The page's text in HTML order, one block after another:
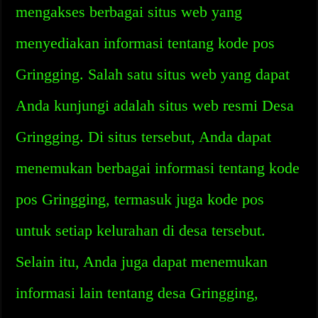
mengakses berbagai situs web yang
menyediakan informasi tentang kode pos
Gringging. Salah satu situs web yang dapat
Anda kunjungi adalah situs web resmi Desa
Gringging. Di situs tersebut, Anda dapat
menemukan berbagai informasi tentang kode
pos Gringging, termasuk juga kode pos
untuk setiap kelurahan di desa tersebut.
Selain itu, Anda juga dapat menemukan
informasi lain tentang desa Gringging,